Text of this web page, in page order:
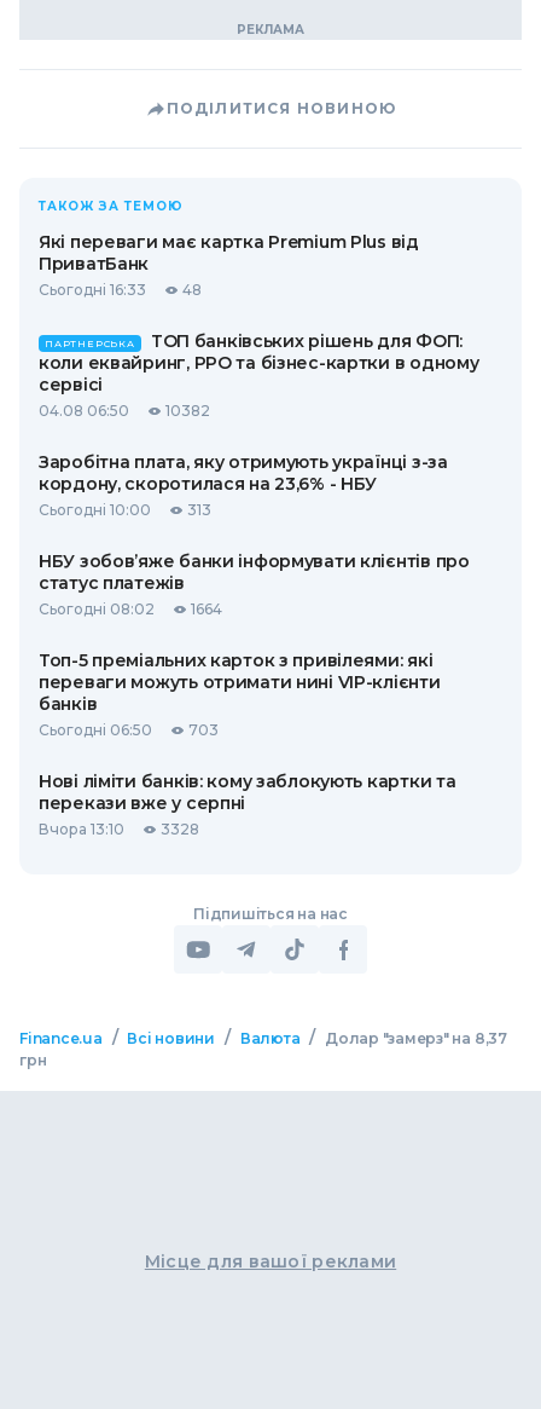
ПОДІЛИТИСЯ НОВИНОЮ
ТАКОЖ ЗА ТЕМОЮ
Які переваги має картка Premium Plus від
ПриватБанк
Сьогодні 16:33 48
ПАРТНЕРСЬКА
ТОП банківських рішень для ФОП:
коли еквайринг, РРО та бізнес-картки в одному
сервісі
04.08 06:50 10382
Заробітна плата, яку отримують українці з-за
кордону, скоротилася на 23,6% - НБУ
Сьогодні 10:00 313
НБУ зобов’яже банки інформувати клієнтів про
статус платежів
Сьогодні 08:02 1664
Топ-5 преміальних карток з привілеями: які
переваги можуть отримати нині VIP-клієнти
банків
Сьогодні 06:50 703
Нові ліміти банків: кому заблокують картки та
перекази вже у серпні
Вчора 13:10 3328
Підпишіться на нас
Finance.ua / Всі новини / Валюта / Долар "замерз" на 8,37
грн
Місце для вашої реклами